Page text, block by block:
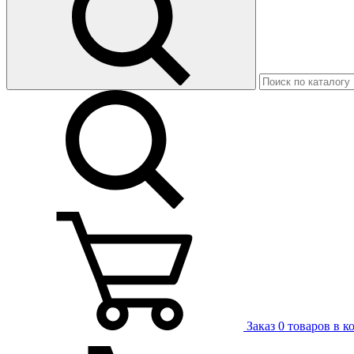
Заказ 0 товаров в